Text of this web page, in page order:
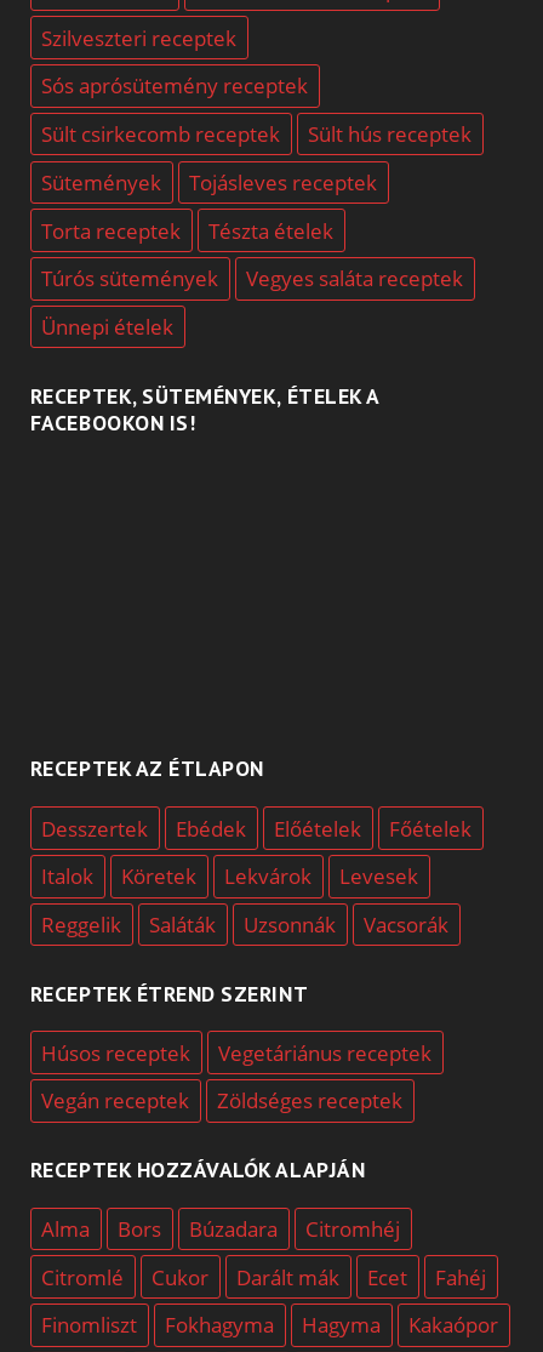
Szilveszteri receptek
Sós aprósütemény receptek
Sült csirkecomb receptek
Sült hús receptek
Sütemények
Tojásleves receptek
Torta receptek
Tészta ételek
Túrós sütemények
Vegyes saláta receptek
Ünnepi ételek
RECEPTEK, SÜTEMÉNYEK, ÉTELEK A
FACEBOOKON IS!
RECEPTEK AZ ÉTLAPON
Desszertek Ebédek Előételek
Főételek
Italok
Köretek Lekvárok
Levesek
Reggelik
Saláták Uzsonnák Vacsorák
RECEPTEK ÉTREND SZERINT
Húsos receptek
Vegetáriánus receptek
Vegán receptek
Zöldséges receptek
RECEPTEK HOZZÁVALÓK ALAPJÁN
Alma Bors Búzadara
Citromhéj
Citromlé
Cukor Darált mák Ecet
Fahéj
Finomliszt
Fokhagyma Hagyma
Kakaópor